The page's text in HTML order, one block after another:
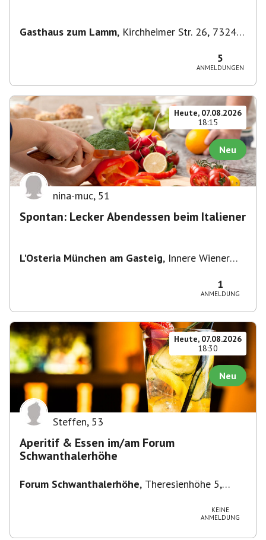
Gasthaus zum Lamm, Kirchheimer Str. 26, 73240
5
ANMELDUNGEN
Heute, 07.08.2026
18:15
Neu
nina-muc, 51
Spontan: Lecker Abendessen beim Italiener
L'Osteria München am Gasteig, Innere Wiener
1
ANMELDUNG
Heute, 07.08.2026
18:30
Neu
Steffen, 53
Aperitif & Essen im/am Forum
Schwanthalerhöhe
Forum Schwanthalerhöhe, Theresienhöhe 5,
KEINE
ANMELDUNG